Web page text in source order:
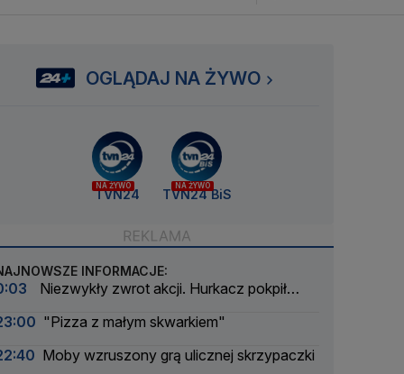
OGLĄDAJ NA ŻYWO
NA ŻYWO
TVN24
NA ŻYWO
TVN24 BiS
INFORMACJE:
Niezwykły zwrot akcji. Hurkacz pokpił
"Pizza z małym skwarkiem"
Moby wzruszony grą ulicznej skrzypaczki